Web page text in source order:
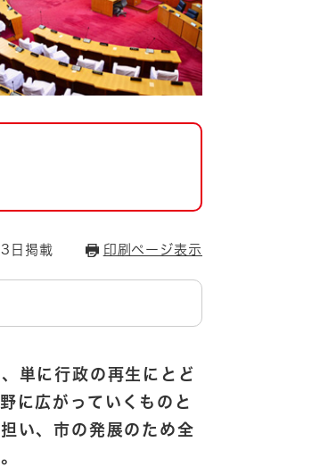
日掲載 印刷ページ表示
単に行政の再生にとど
に広がっていくものと
い、市の発展のため全
。